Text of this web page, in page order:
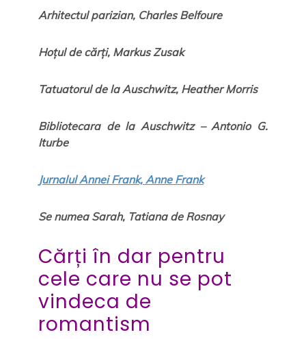
Arhitectul parizian, Charles Belfoure
Hoțul de cărți, Markus Zusak
Tatuatorul de la Auschwitz, Heather Morris
Bibliotecara de la Auschwitz – Antonio G.
Iturbe
Jurnalul Annei Frank, Anne Frank
Se numea Sarah, Tatiana de Rosnay
Cărți în dar pentru
cele care nu se pot
vindeca de
romantism